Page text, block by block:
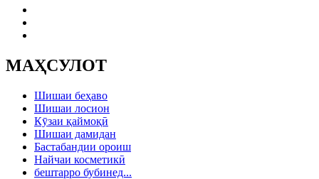
МАҲСУЛОТ
Шишаи беҳаво
Шишаи лосион
Кӯзаи қаймоқӣ
Шишаи дамидан
Бастабандии ороиш
Найчаи косметикӣ
бештарро бубинед...